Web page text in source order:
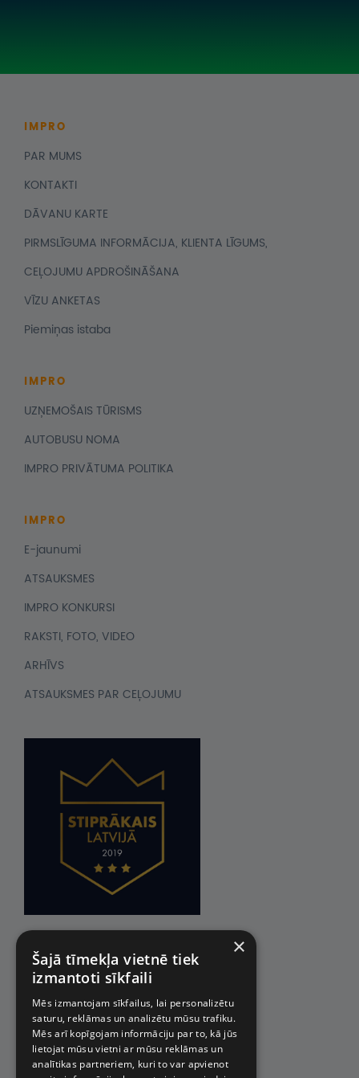
IMPRO
PAR MUMS
KONTAKTI
DĀVANU KARTE
PIRMSLĪGUMA INFORMĀCIJA, KLIENTA LĪGUMS,
CEĻOJUMU APDROŠINĀŠANA
VĪZU ANKETAS
Piemiņas istaba
IMPRO
UZŅEMOŠAIS TŪRISMS
AUTOBUSU NOMA
IMPRO PRIVĀTUMA POLITIKA
IMPRO
E-jaunumi
ATSAUKSMES
IMPRO KONKURSI
RAKSTI, FOTO, VIDEO
ARHĪVS
ATSAUKSMES PAR CEĻOJUMU
×
Šajā tīmekļa vietnē tiek
izmantoti sīkfaili
Mēs izmantojam sīkfailus, lai personalizētu
saturu, reklāmas un analizētu mūsu trafiku.
Mēs arī kopīgojam informāciju par to, kā jūs
lietojat mūsu vietni ar mūsu reklāmas un
analītikas partneriem, kuri to var apvienot